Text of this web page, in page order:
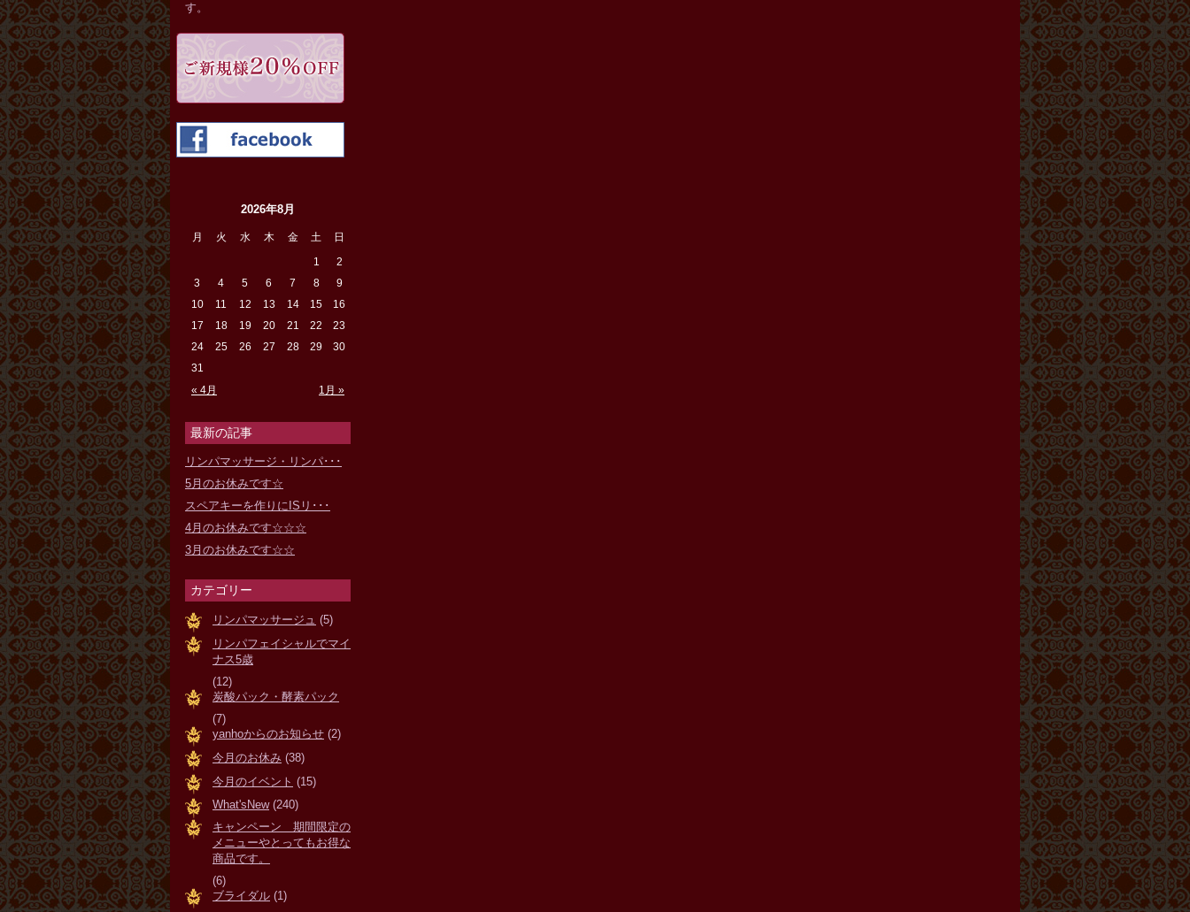
す。
2026年8月
月 火 水 木 金 土 日
« 4月 1月 »
1
2
3
4 5 6 7 8
9
10
11 12 13 14 15
16
17
18 19 20 21 22
23
24
25 26 27 28 29
30
31
最新の記事
リンパマッサージ・リンパ･･･
5月のお休みです☆
スペアキーを作りにISリ･･･
4月のお休みです☆☆☆
3月のお休みです☆☆
カテゴリー
リンパマッサージュ (5)
リンパフェイシャルでマイ
ナス5歳
(12)
炭酸パック・酵素パック
(7)
yanhoからのお知らせ (2)
今月のお休み (38)
今月のイベント (15)
What'sNew(240)
キャンペーン 期間限定の
メニューやとってもお得な
商品です。
(6)
ブライダル (1)